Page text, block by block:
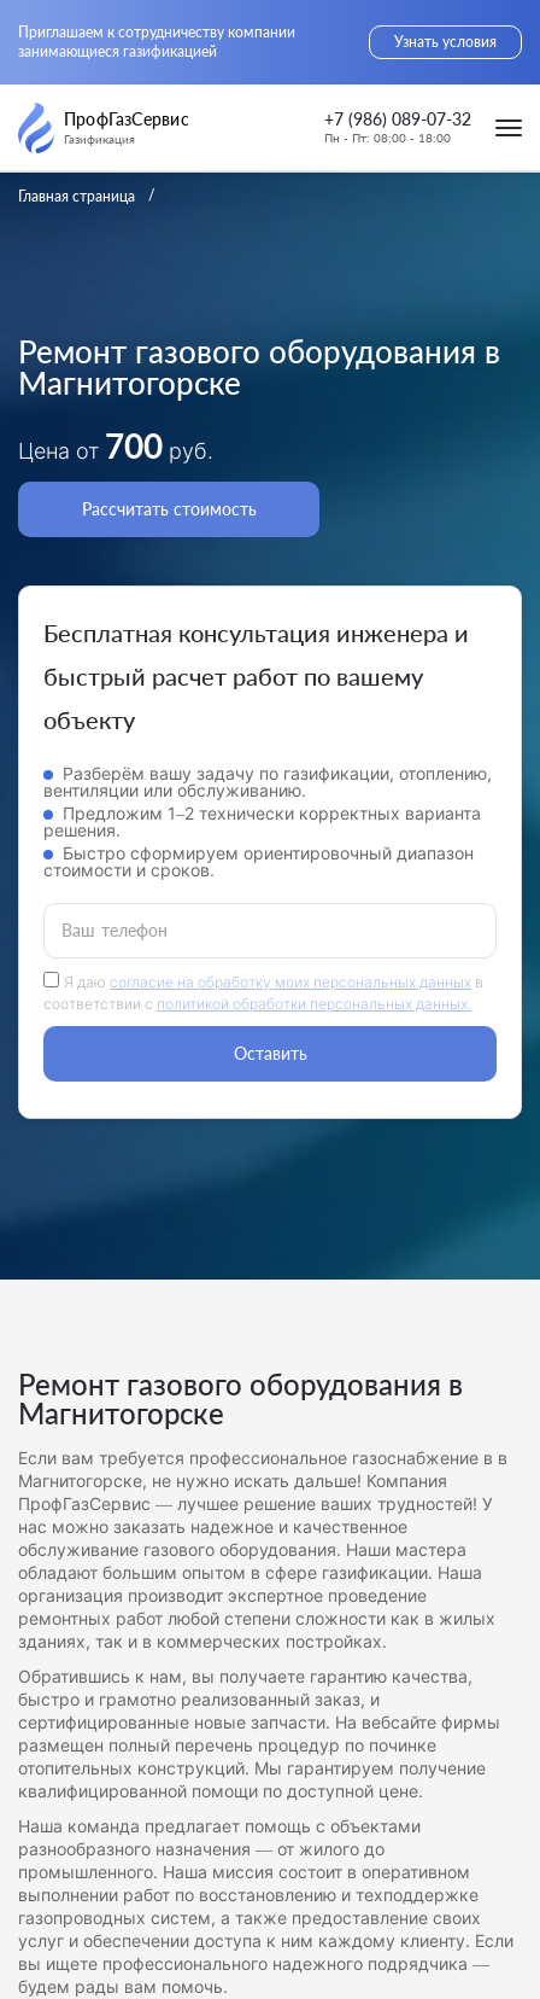
Приглашаем к сотрудничеству компании
занимающиеся газификацией
Узнать условия
ПрофГазСервис
Газификация
+7 (986) 089-07-32
Пн - Пт: 08:00 - 18:00
Главная страница
Ремонт газового оборудования в
Магнитогорске
Цена от 700 руб.
Рассчитать стоимость
Бесплатная консультация инженера и
быстрый расчет работ по вашему
объекту
Разберём вашу задачу по газификации, отоплению,
вентиляции или обслуживанию.
Предложим 1–2 технически корректных варианта
решения.
Быстро сформируем ориентировочный диапазон
стоимости и сроков.
Ваш телефон
Я даю согласие на обработку моих персональных данных в
соответствии с политикой обработки персональных данных.
Оставить
Ремонт газового оборудования в
Магнитогорске
Если вам требуется профессиональное газоснабжение в в
Магнитогорске, не нужно искать дальше! Компания
ПрофГазСервис — лучшее решение ваших трудностей! У
нас можно заказать надежное и качественное
обслуживание газового оборудования. Наши мастера
обладают большим опытом в сфере газификации. Наша
организация производит экспертное проведение
ремонтных работ любой степени сложности как в жилых
зданиях, так и в коммерческих постройках.
Обратившись к нам, вы получаете гарантию качества,
быстро и грамотно реализованный заказ, и
сертифицированные новые запчасти. На вебсайте фирмы
размещен полный перечень процедур по починке
отопительных конструкций. Мы гарантируем получение
квалифицированной помощи по доступной цене.
Наша команда предлагает помощь с объектами
разнообразного назначения — от жилого до
промышленного. Наша миссия состоит в оперативном
выполнении работ по восстановлению и техподдержке
газопроводных систем, а также предоставление своих
услуг и обеспечении доступа к ним каждому клиенту. Если
вы ищете профессионального надежного подрядчика —
будем рады вам помочь.